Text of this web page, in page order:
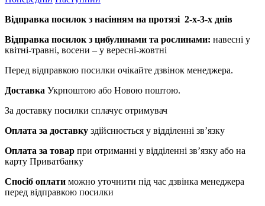
Відправка посилок з насінням на протязі 2-х-3-х днів
Відправка посилок з цибулинами та рослинами: навесні у
квітні-травні, восени – у вересні-жовтні
Перед відправкою посилки очікайте дзвінок менеджера.
Доставка Укрпоштою або Новою поштою.
За доставку посилки сплачує отримувач
Оплата за доставку здійснюється у відділенні зв’язку
Оплата за товар при отриманні у відділенні зв’язку або на
карту Приватбанку
Спосіб оплати можно уточнити під час дзвінка менеджера
перед відправкою посилки